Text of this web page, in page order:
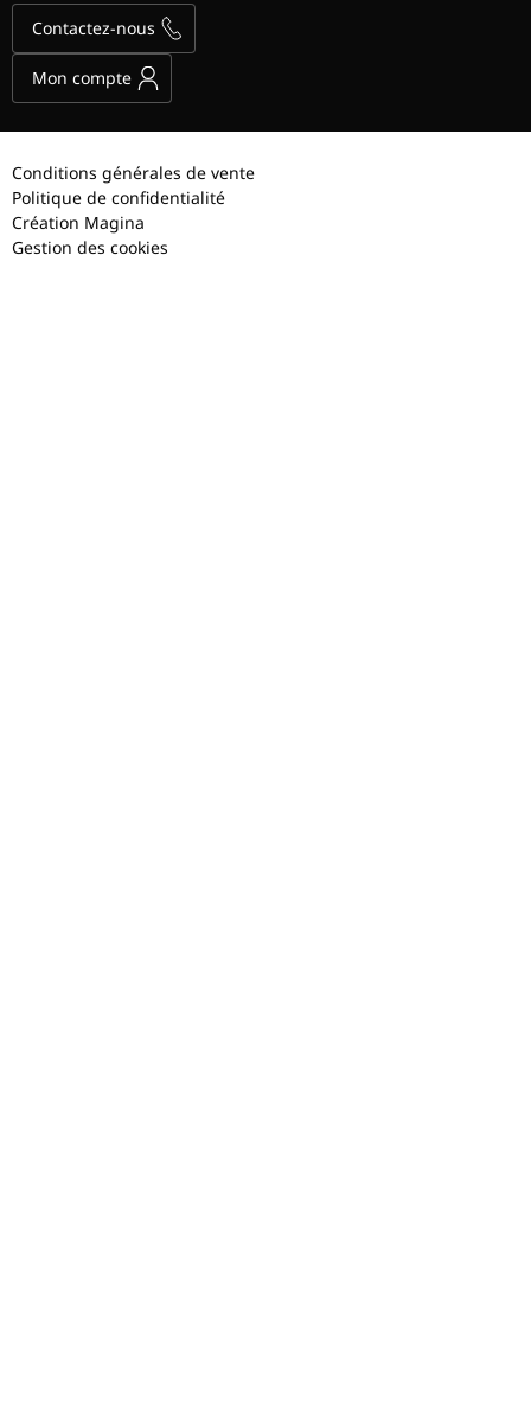
Contactez-nous
Mon compte
Conditions générales de vente
Politique de confidentialité
Création Magina
Gestion des cookies